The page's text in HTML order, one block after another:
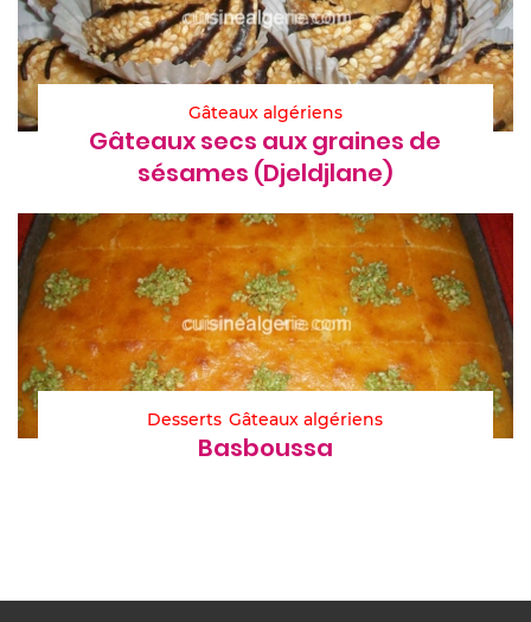
Gâteaux algériens
Gâteaux secs aux graines de
sésames (Djeldjlane)
Desserts Gâteaux algériens
Basboussa